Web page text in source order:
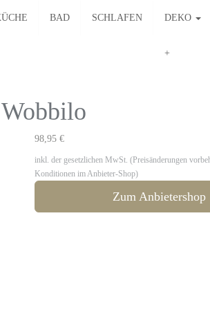
BAD SCHLAFEN DEKO
98,95 €
inkl. der gesetzlichen MwSt. (Preisänderungen
Konditionen im Anbieter-Shop)
Zum Anbietershop